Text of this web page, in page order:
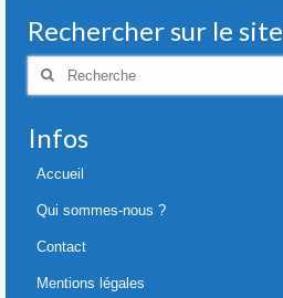
Rechercher sur le site
Rechercher
Infos
Accueil
Qui sommes-nous ?
Contact
Mentions légales